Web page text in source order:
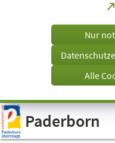
Visuelle
Assistenzsoftware
öffnen.
Nur
Alle
Paderborn